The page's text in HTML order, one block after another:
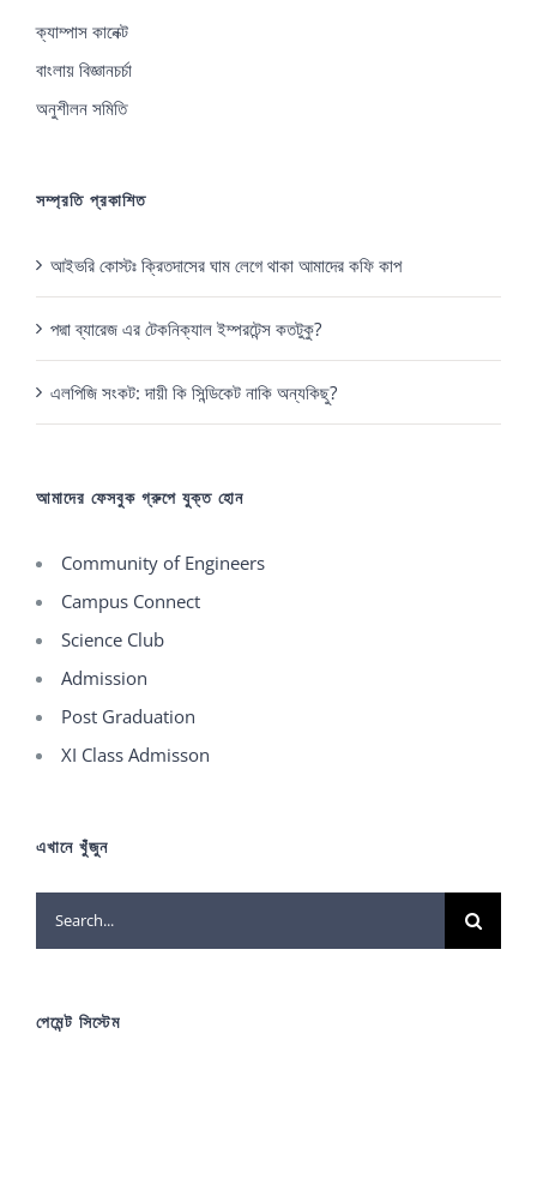
ক্যাম্পাস কানেক্ট
বাংলায় বিজ্ঞানচর্চা
অনুশীলন সমিতি
সম্প্রতি প্রকাশিত
আইভরি কোস্টঃ ক্রিতদাসের ঘাম লেগে থাকা আমাদের কফি কাপ
পদ্মা ব্যারেজ এর টেকনিক্যাল ইম্পরটেন্স কতটুকু?
এলপিজি সংকট: দায়ী কি সিন্ডিকেট নাকি অন্যকিছু?
আমাদের ফেসবুক গ্রুপে যুক্ত হোন
Community of Engineers
Campus Connect
Science Club
Admission
Post Graduation
XI Class Admisson
এখানে খুঁজুন
Search
for:
পেমেন্ট সিস্টেম